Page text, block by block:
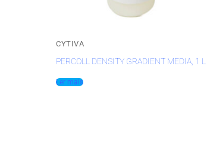
CYTIVA
PERCOLL DENSITY GRADIENT MEDIA, 1 L
Ler mais